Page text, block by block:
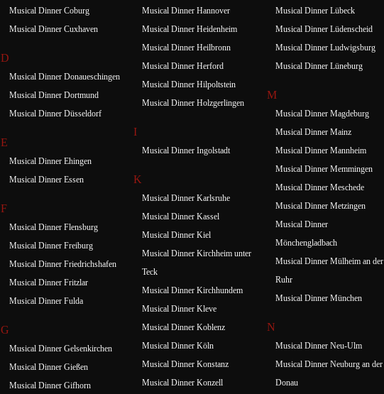
Musical Dinner Coburg
Musical Dinner Cuxhaven
D
Musical Dinner Donaueschingen
Musical Dinner Dortmund
Musical Dinner Düsseldorf
E
Musical Dinner Ehingen
Musical Dinner Essen
F
Musical Dinner Flensburg
Musical Dinner Freiburg
Musical Dinner Friedrichshafen
Musical Dinner Fritzlar
Musical Dinner Fulda
G
Musical Dinner Gelsenkirchen
Musical Dinner Gießen
Musical Dinner Gifhorn
Musical Dinner Hannover
Musical Dinner Heidenheim
Musical Dinner Heilbronn
Musical Dinner Herford
Musical Dinner Hilpoltstein
Musical Dinner Holzgerlingen
I
Musical Dinner Ingolstadt
K
Musical Dinner Karlsruhe
Musical Dinner Kassel
Musical Dinner Kiel
Musical Dinner Kirchheim unter
Teck
Musical Dinner Kirchhundem
Musical Dinner Kleve
Musical Dinner Koblenz
Musical Dinner Köln
Musical Dinner Konstanz
Musical Dinner Konzell
Musical Dinner Lübeck
Musical Dinner Lüdenscheid
Musical Dinner Ludwigsburg
Musical Dinner Lüneburg
M
Musical Dinner Magdeburg
Musical Dinner Mainz
Musical Dinner Mannheim
Musical Dinner Memmingen
Musical Dinner Meschede
Musical Dinner Metzingen
Musical Dinner
Mönchengladbach
Musical Dinner Mülheim an der
Ruhr
Musical Dinner München
N
Musical Dinner Neu-Ulm
Musical Dinner Neuburg an der
Donau